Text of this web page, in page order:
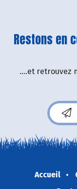
Restons en
....et retrouvez
Accueil